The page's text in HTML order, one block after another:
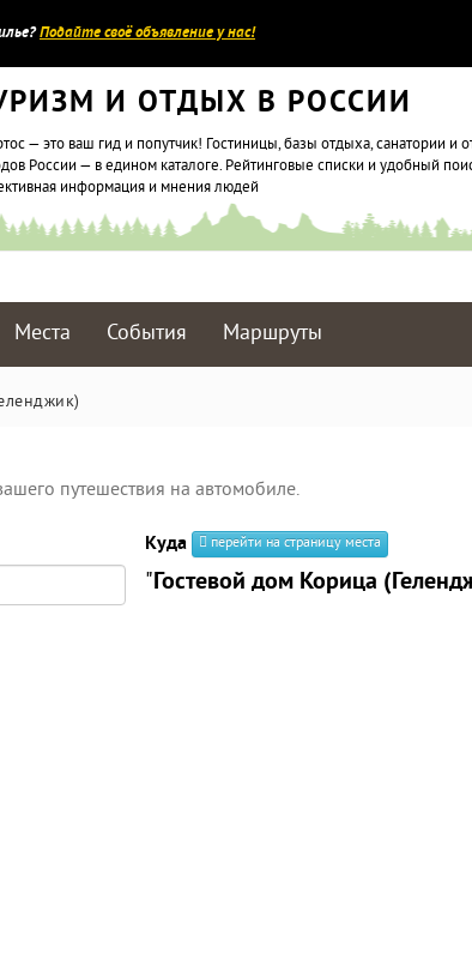
Подайте своё объявление у нас!
И ОТДЫХ В РОССИИ
— это ваш гид и попутчик! Гостиницы, базы отдыха, санатории и
России — в едином каталоге. Рейтинговые списки и удобный
информация и мнения людей
Места События Маршруты
путешествия на автомобиле.
Куда перейти на страницу места
"Гостевой дом Корица